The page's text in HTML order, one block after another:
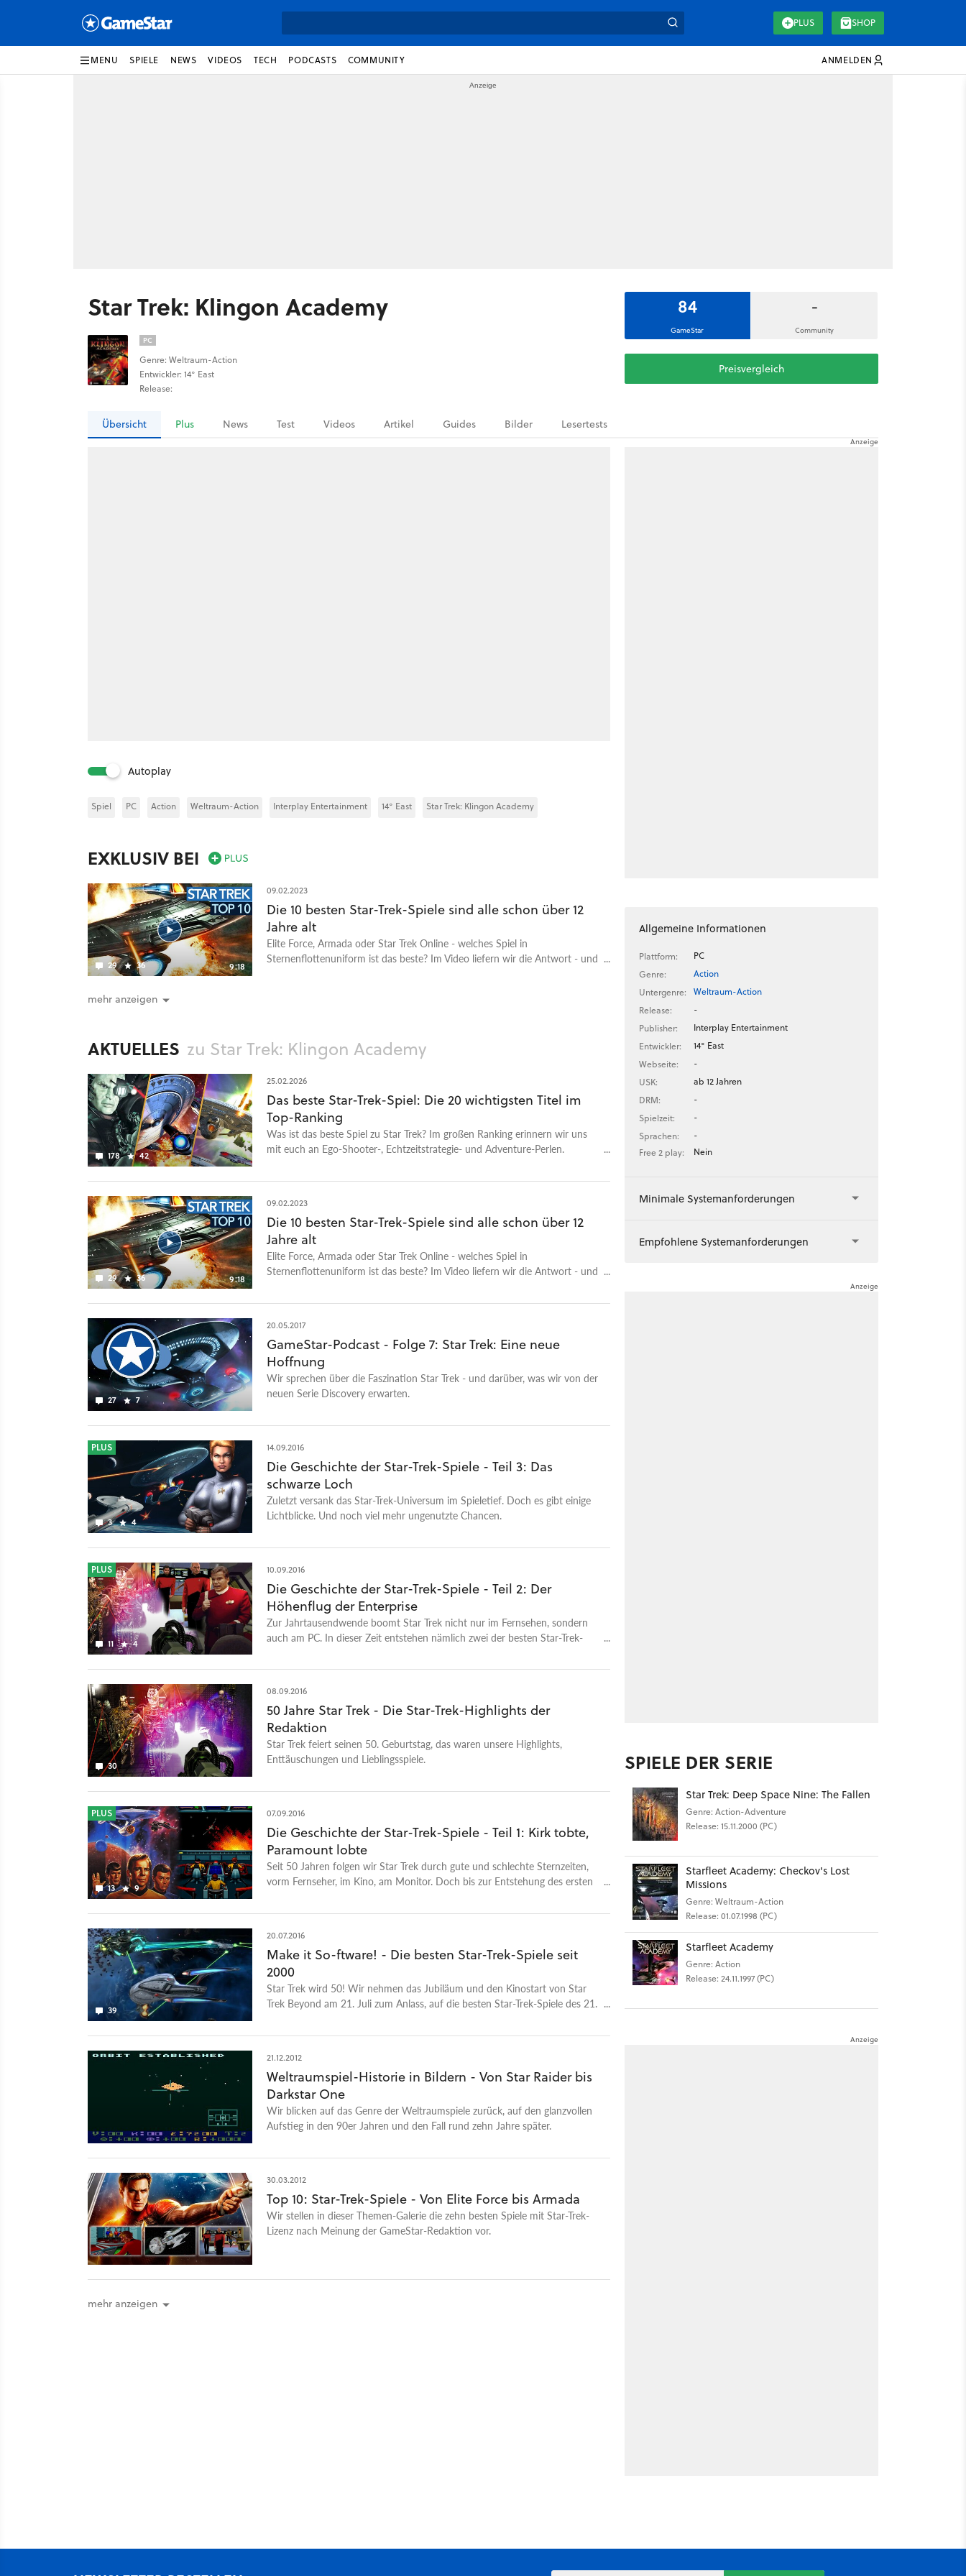
PLUS SHOP
MENU SPIELE NEWS VIDEOS TECH PODCASTS COMMUNITY ANMELDEN
Star Trek: Klingon Academy
PC
Genre: Weltraum-Action
Entwickler: 14° East
Release:
84
GameStar
-
Community
Preisvergleich
Übersicht Plus News Test Videos Artikel Guides Bilder Lesertests
Autoplay
Spiel PC Action Weltraum-Action Interplay Entertainment 14° East Star Trek: Klingon Academy
EXKLUSIV BEI
29 36 9:18
09.02.2023
Die 10 besten Star-Trek-Spiele sind alle schon über 12
Jahre alt
Elite Force, Armada oder Star Trek Online - welches Spiel in
Sternenflottenuniform ist das beste? Im Video liefern wir die Antwort - und
redaktionsintern abgestimmten Bestenliste? Erfahrt es und diskutiert
anschließend in den Kommentaren mit!
mehr anzeigen
AKTUELLES zu Star Trek: Klingon Academy
178 42
25.02.2026
Das beste Star-Trek-Spiel: Die 20 wichtigsten Titel im
Top-Ranking
Was ist das beste Spiel zu Star Trek? Im großen Ranking erinnern wir uns
mit euch an Ego-Shooter-, Echtzeitstrategie- und Adventure-Perlen.
29 36 9:18
09.02.2023
Die 10 besten Star-Trek-Spiele sind alle schon über 12
Jahre alt
Elite Force, Armada oder Star Trek Online - welches Spiel in
Sternenflottenuniform ist das beste? Im Video liefern wir die Antwort - und
Generation: Viel zu lange schon ist kein gutes Star-Trek-Spiel mehr für PC
beim großen Top-20-Ranking der besten Star-Trek-Spiele mit euch in
Erinnerungen schwelgen. Was steht am Ende auf Platz 1 unserer
redaktionsintern abgestimmten Bestenliste? Erfahrt es und diskutiert
anschließend in den Kommentaren mit!
27 7
20.05.2017
GameStar-Podcast - Folge 7: Star Trek: Eine neue
Hoffnung
Wir sprechen über die Faszination Star Trek - und darüber, was wir von der
neuen Serie Discovery erwarten.
3 4
PLUS 14.09.2016
Die Geschichte der Star-Trek-Spiele - Teil 3: Das
schwarze Loch
Zuletzt versank das Star-Trek-Universum im Spieletief. Doch es gibt einige
Lichtblicke. Und noch viel mehr ungenutzte Chancen.
11 4
PLUS 10.09.2016
Die Geschichte der Star-Trek-Spiele - Teil 2: Der
Höhenflug der Enterprise
Zur Jahrtausendwende boomt Star Trek nicht nur im Fernsehen, sondern
auch am PC. In dieser Zeit entstehen nämlich zwei der besten Star-Trek-
30
08.09.2016
50 Jahre Star Trek - Die Star-Trek-Highlights der
Redaktion
Star Trek feiert seinen 50. Geburtstag, das waren unsere Highlights,
Enttäuschungen und Lieblingsspiele.
13 9
PLUS 07.09.2016
Die Geschichte der Star-Trek-Spiele - Teil 1: Kirk tobte,
Paramount lobte
Seit 50 Jahren folgen wir Star Trek durch gute und schlechte Sternzeiten,
vorm Fernseher, im Kino, am Monitor. Doch bis zur Entstehung des ersten
39
20.07.2016
Make it So-ftware! - Die besten Star-Trek-Spiele seit
2000
Star Trek wird 50! Wir nehmen das Jubiläum und den Kinostart von Star
Trek Beyond am 21. Juli zum Anlass, auf die besten Star-Trek-Spiele des 21.
21.12.2012
Weltraumspiel-Historie in Bildern - Von Star Raider bis
Darkstar One
Wir blicken auf das Genre der Weltraumspiele zurück, auf den glanzvollen
Aufstieg in den 90er Jahren und den Fall rund zehn Jahre später.
30.03.2012
Top 10: Star-Trek-Spiele - Von Elite Force bis Armada
Wir stellen in dieser Themen-Galerie die zehn besten Spiele mit Star-Trek-
Lizenz nach Meinung der GameStar-Redaktion vor.
mehr anzeigen
Allgemeine Informationen
Plattform:
PC
Genre:
Action
Untergenre:
Weltraum-Action
Release:
-
Publisher:
Interplay Entertainment
Entwickler:
14° East
Webseite:
-
USK:
ab 12 Jahren
DRM:
-
Spielzeit:
-
Sprachen:
-
Free 2 play:
Nein
Minimale Systemanforderungen
Empfohlene Systemanforderungen
SPIELE DER SERIE
Star Trek: Deep Space Nine: The Fallen
Genre: Action-Adventure
Release: 15.11.2000 (PC)
Starfleet Academy: Checkov's Lost
Missions
Genre: Weltraum-Action
Release: 01.07.1998 (PC)
Starfleet Academy
Genre: Action
Release: 24.11.1997 (PC)